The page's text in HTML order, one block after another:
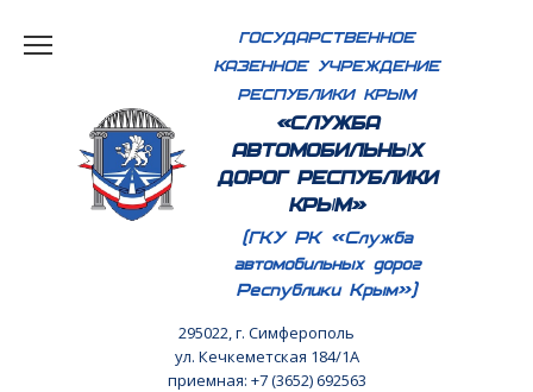
ГОСУДАРСТВЕННОЕ
КАЗЕННОЕ УЧРЕЖДЕНИЕ
РЕСПУБЛИКИ КРЫМ
«СЛУЖБА
АВТОМОБИЛЬНЫХ
ДОРОГ РЕСПУБЛИКИ
КРЫМ»
(ГКУ РК «Служба
автомобильных дорог
Республики Крым»)
295022, г. Симферополь
ул. Кечкеметская 184/1А
приемная: +7 (3652) 692563